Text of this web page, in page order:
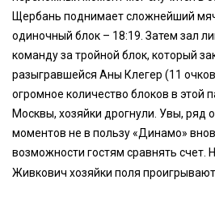
Щербань поднимает сложнейший
одиночный блок – 18:19. Затем зал
команду за тройной блок, который
разыгравшейся Аны Клегер (11
огромное количество блоков в этой
Москвы, хозяйки дрогнули. Увы, ряд
моментов не в пользу «Динамо»
возможности гостям сравнять счет.
Живкович хозяйки поля